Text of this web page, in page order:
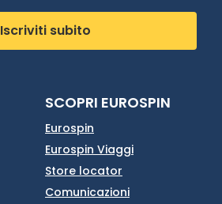
Iscriviti subito
SCOPRI EUROSPIN
Eurospin
Eurospin Viaggi
Store locator
Comunicazioni